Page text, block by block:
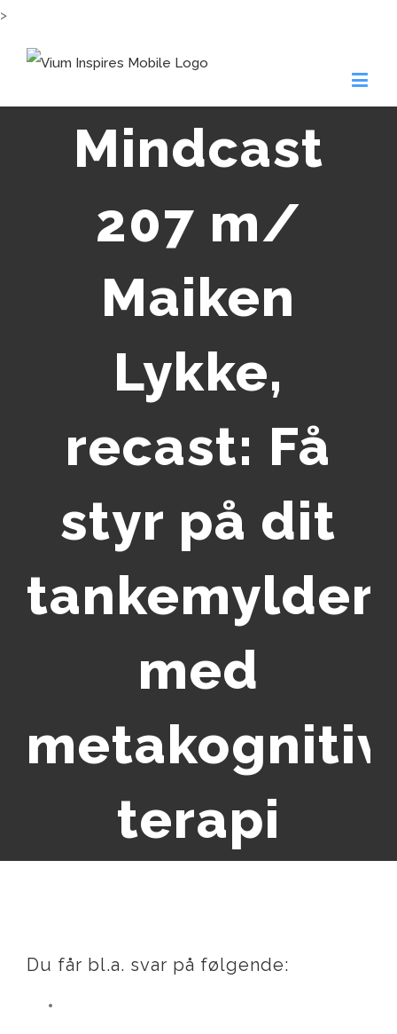
>
Mindcast
207 m/
Maiken
Lykke,
recast: Få
styr på dit
tankemylder
med
metakognitiv
terapi
Du får bl.a. svar på følgende: